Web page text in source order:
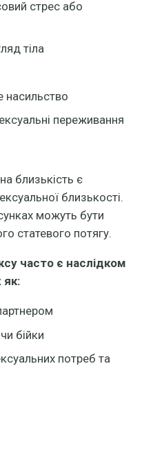
стрес або
тіла
насильство
переживання
близькість є
близькості.
можуть бути
статевого потягу.
часто є наслідком
як:
бійки
потреб та